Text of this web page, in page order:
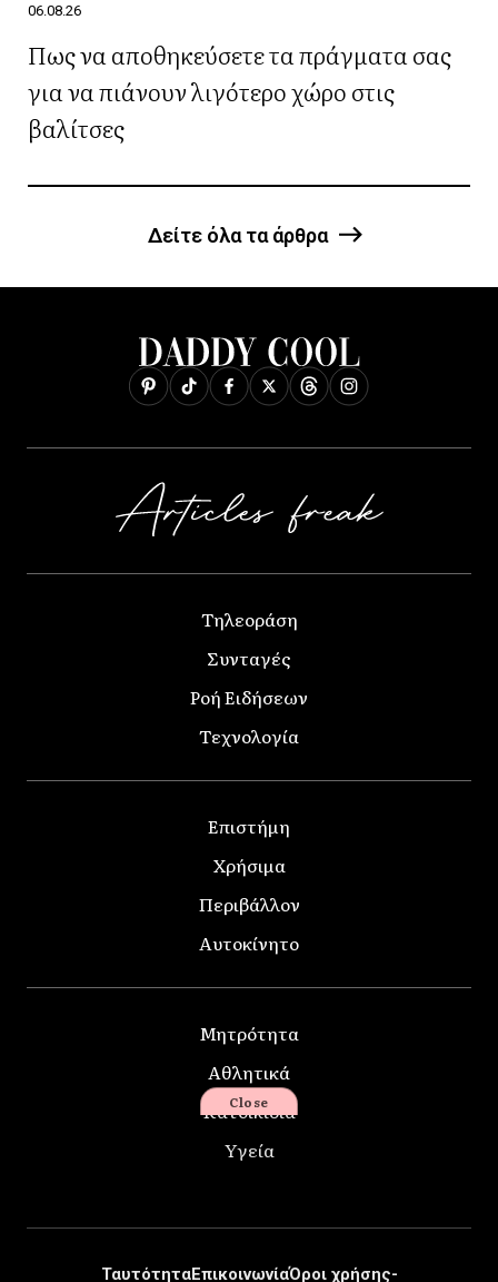
06.08.26
Πως να αποθηκεύσετε τα πράγματα σας
για να πιάνουν λιγότερο χώρο στις
βαλίτσες
Δείτε όλα τα άρθρα
Τηλεοράση
Συνταγές
Ροή Ειδήσεων
Τεχνολογία
Επιστήμη
Χρήσιμα
Περιβάλλον
Αυτοκίνητο
Μητρότητα
Αθλητικά
Κατοικίδια
Υγεία
ΤαυτότηταΕπικοινωνίαΌροι χρήσης-
Close